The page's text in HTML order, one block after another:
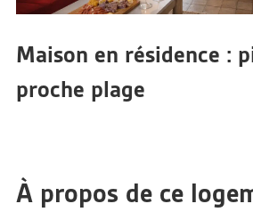
Maison en résidence :
proche plage
À propos de ce